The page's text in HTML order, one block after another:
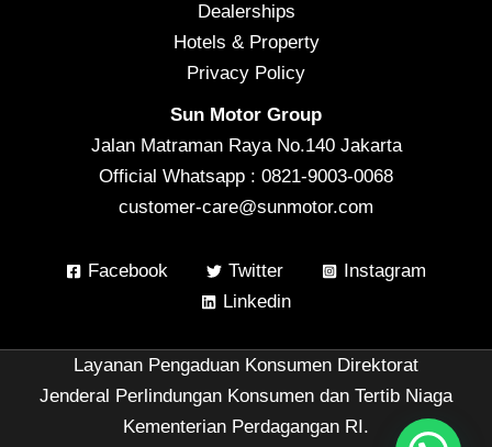
Dealerships
Hotels & Property
Privacy Policy
Sun Motor Group
Jalan Matraman Raya No.140 Jakarta
Official Whatsapp : 0821-9003-0068
customer-care@sunmotor.com
Facebook Twitter
Instagram
Linkedin
Layanan Pengaduan Konsumen Direktorat
Jenderal Perlindungan Konsumen dan Tertib Niaga
Kementerian Perdagangan RI.